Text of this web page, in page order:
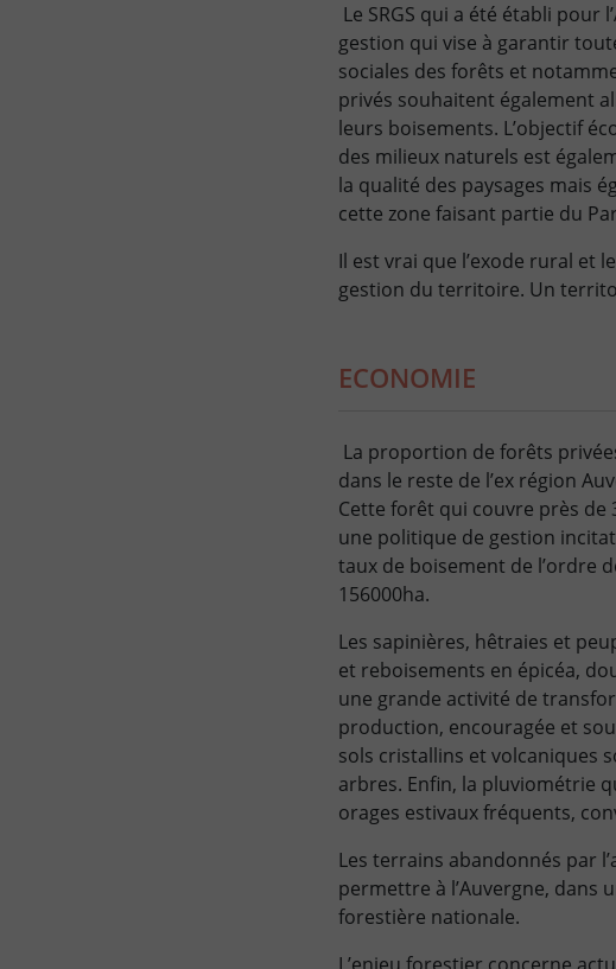
Le SRGS qui a été établi pour
gestion qui vise à garantir
sociales des forêts et
privés souhaitent également
leurs boisements. L’objectif
des milieux naturels est
la qualité des paysages mais
cette zone faisant partie du
Il est vrai que l’exode rural et
gestion du territoire. Un
ECONOMIE
La proportion de forêts
dans le reste de l’ex région
Cette forêt qui couvre près
une politique de gestion
taux de boisement de l’ordre
156000ha.
Les sapinières, hêtraies et
et reboisements en épicéa,
une grande activité de
production, encouragée et
sols cristallins et volcaniques
arbres. Enfin, la pluviométrie
orages estivaux fréquents,
Les terrains abandonnés par
permettre à l’Auvergne, dans
forestière nationale.